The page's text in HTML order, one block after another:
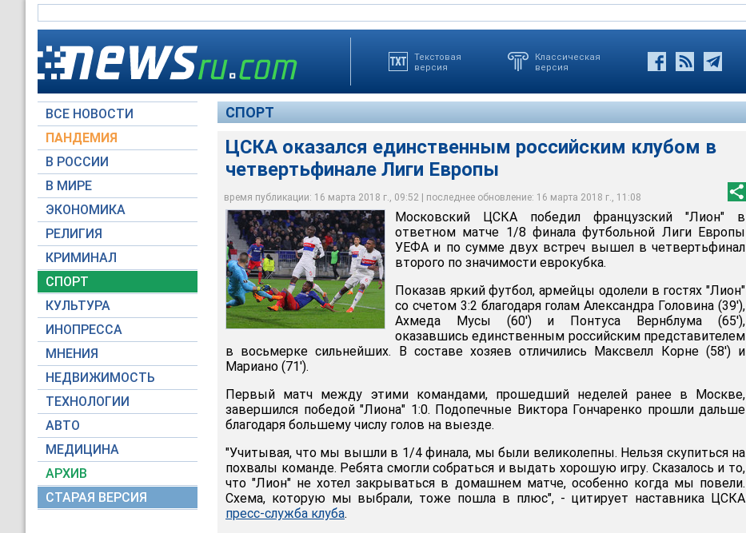
Текстовая
версия
Классическая
версия
ВСЕ НОВОСТИ
ПАНДЕМИЯ
В РОССИИ
В МИРЕ
ЭКОНОМИКА
РЕЛИГИЯ
КРИМИНАЛ
СПОРТ
КУЛЬТУРА
ИНОПРЕССА
МНЕНИЯ
НЕДВИЖИМОСТЬ
ТЕХНОЛОГИИ
АВТО
МЕДИЦИНА
АРХИВ
СТАРАЯ ВЕРСИЯ
СПОРТ
ЦСКА оказался единственным российским клубом в
четвертьфинале Лиги Европы
время публикации: 16 марта 2018 г., 09:52 | последнее обновление: 16 марта 2018 г., 11:08
Московский ЦСКА победил французский "Лион" в ответном матче 1/8 финала
футбольной Лиги Европы УЕФА и по сумме двух встреч вышел в четвертьфинал
второго по значимости еврокубка
©РИА Новости / Виталий БелоусовМосковский ЦСКА победил французский "Лион" в
ответном матче 1/8 финала футбольной Лиги Европы
УЕФА и по сумме двух встреч вышел в четвертьфинал
второго по значимости еврокубка.
Показав яркий футбол, армейцы одолели в гостях "Лион"
со счетом 3:2 благодаря голам Александра Головина (39'),
Ахмеда Мусы (60') и Понтуса Вернблума (65'),
оказавшись единственным российским представителем
в восьмерке сильнейших. В составе хозяев отличились Максвелл Корне (58') и
Мариано (71').
Первый матч между этими командами, прошедший неделей ранее в Москве,
завершился победой "Лиона" 1:0. Подопечные Виктора Гончаренко прошли дальше
благодаря большему числу голов на выезде.
"Учитывая, что мы вышли в 1/4 финала, мы были великолепны. Нельзя скупиться на
похвалы команде. Ребята смогли собраться и выдать хорошую игру. Сказалось и то,
что "Лион" не хотел закрываться в домашнем матче, особенно когда мы повели.
Схема, которую мы выбрали, тоже пошла в плюс", - цитирует наставника ЦСКА
пресс-служба клуба.